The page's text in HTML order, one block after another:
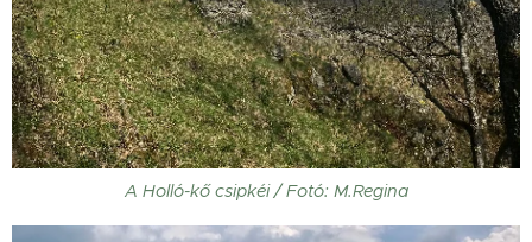
A Holló-kő csipkéi / Fotó: M.Regina